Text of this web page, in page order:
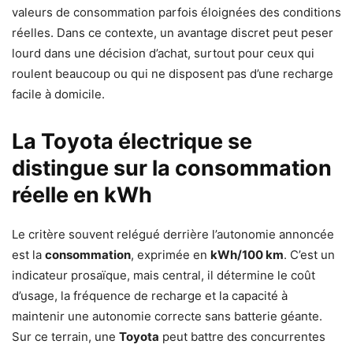
valeurs de consommation parfois éloignées des conditions
réelles. Dans ce contexte, un avantage discret peut peser
lourd dans une décision d’achat, surtout pour ceux qui
roulent beaucoup ou qui ne disposent pas d’une recharge
facile à domicile.
La Toyota électrique se
distingue sur la consommation
réelle en kWh
Le critère souvent relégué derrière l’autonomie annoncée
est la consommation, exprimée en kWh/100 km. C’est un
indicateur prosaïque, mais central, il détermine le coût
d’usage, la fréquence de recharge et la capacité à
maintenir une autonomie correcte sans batterie géante.
Sur ce terrain, une Toyota peut battre des concurrentes